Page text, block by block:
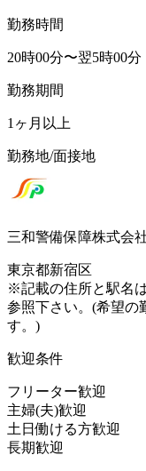
勤務時間
20時00分〜翌5時00分
勤務期間
1ヶ月以上
勤務地/面接地
三和警備保障株式会
東京都新宿区
※記載の住所と駅名
参照下さい。(希望の
す。)
歓迎条件
フリーター歓迎
主婦(夫)歓迎
土日働ける方歓迎
長期歓迎